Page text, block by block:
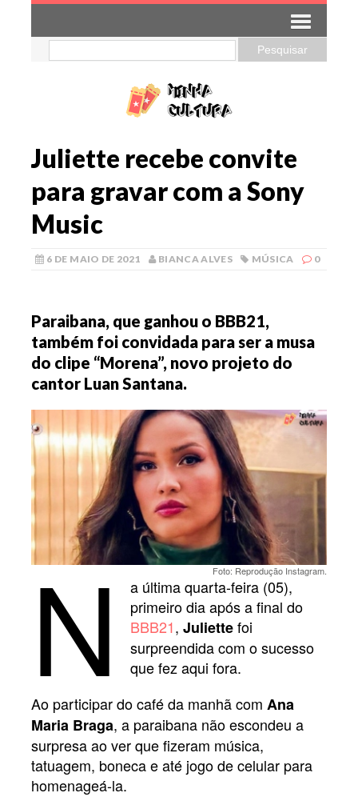
Juliette recebe convite
para gravar com a Sony
Music
6 DE MAIO DE 2021 BIANCA ALVES MÚSICA 0
Paraibana, que ganhou o BBB21,
também foi convidada para ser a musa
do clipe “Morena”, novo projeto do
cantor Luan Santana.
Foto: Reprodução Instagram.
N a última quarta-feira (05),
primeiro dia após a final do
BBB21,Juliettefoi
surpreendida com o sucesso
que fez aqui fora.
Ao participar do café da manhã com Ana
Maria Braga, a paraibana não escondeu a
surpresa ao ver que fizeram música,
tatuagem, boneca e até jogo de celular para
homenageá-la.